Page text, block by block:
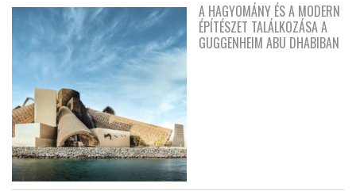
A HAGYOMÁNY ÉS A MODERN
ÉPÍTÉSZET TALÁLKOZÁSA A
GUGGENHEIM ABU DHABIBAN